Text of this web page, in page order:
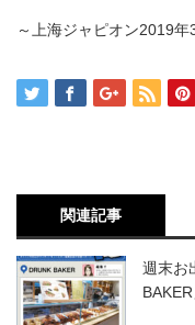
～上海ジャピオン2019
関連記事
週末お
BAKER